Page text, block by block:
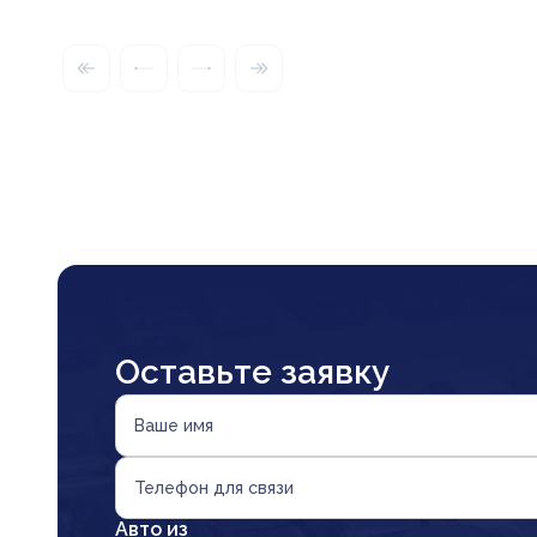
Оставьте заявку
Ваше имя
Телефон для связи
Авто из